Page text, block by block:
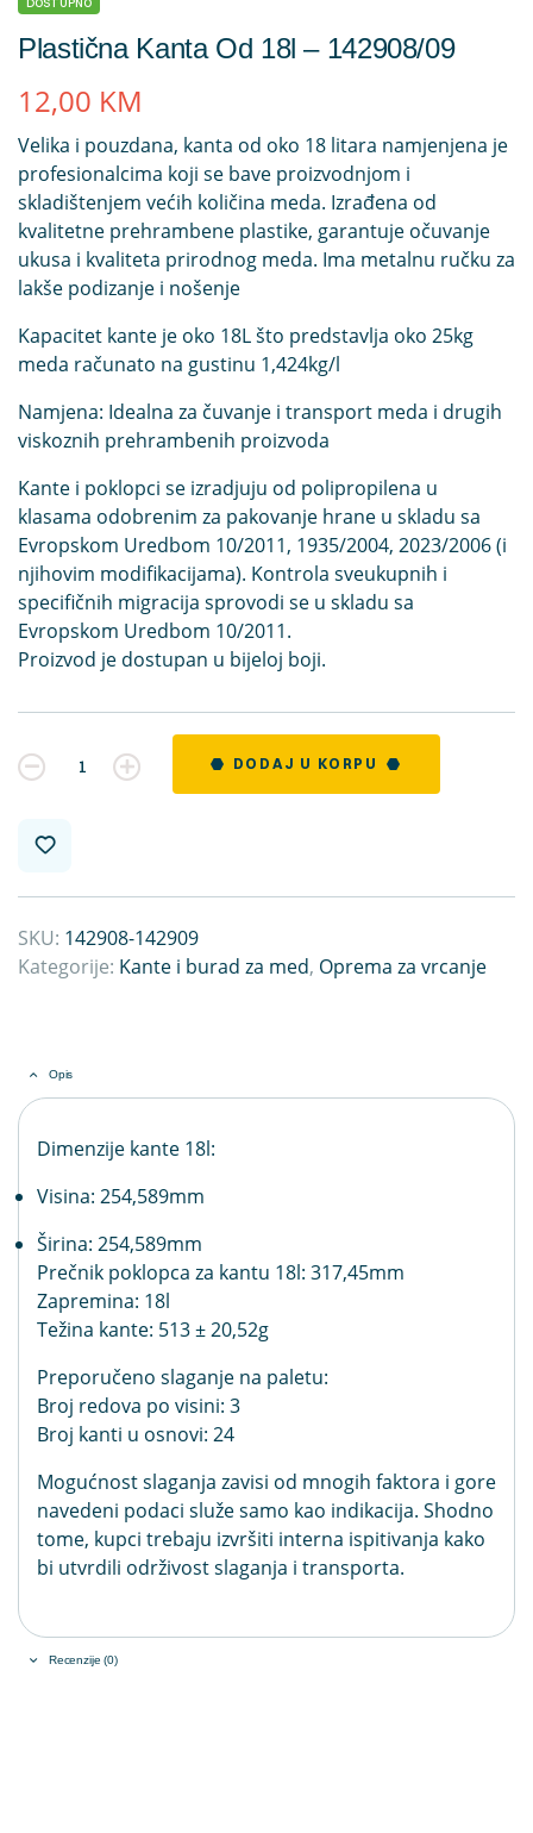
DOSTUPNO
Plastična Kanta Od 18l – 142908/09
12,00 KM
Velika i pouzdana, kanta od oko 18 litara namjenjena je
profesionalcima koji se bave proizvodnjom i
skladištenjem većih količina meda. Izrađena od
kvalitetne prehrambene plastike, garantuje očuvanje
ukusa i kvaliteta prirodnog meda. Ima metalnu ručku za
lakše podizanje i nošenje
Kapacitet kante je oko 18L što predstavlja oko 25kg
meda računato na gustinu 1,424kg/l
Namjena: Idealna za čuvanje i transport meda i drugih
viskoznih prehrambenih proizvoda
Kante i poklopci se izradjuju od polipropilena u
klasama odobrenim za pakovanje hrane u skladu sa
Evropskom Uredbom 10/2011, 1935/2004, 2023/2006 (i
njihovim modifikacijama). Kontrola sveukupnih i
specifičnih migracija sprovodi se u skladu sa
Evropskom Uredbom 10/2011.
Proizvod je dostupan u bijeloj boji.
Kvantitet DODAJ U KORPU
SKU: 142908-142909
Kategorije: Kante i burad za med, Oprema za vrcanje
Opis
Dimenzije kante 18l:
Visina: 254,589mm
Širina: 254,589mm
Prečnik poklopca za kantu 18l: 317,45mm
Zapremina: 18l
Težina kante: 513 ± 20,52g
Preporučeno slaganje na paletu:
Broj redova po visini: 3
Broj kanti u osnovi: 24
Mogućnost slaganja zavisi od mnogih faktora i gore
navedeni podaci služe samo kao indikacija. Shodno
tome, kupci trebaju izvršiti interna ispitivanja kako
bi utvrdili održivost slaganja i transporta.
Recenzije (0)